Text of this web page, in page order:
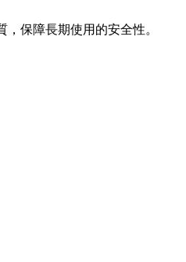
保障長期使用的安全性。